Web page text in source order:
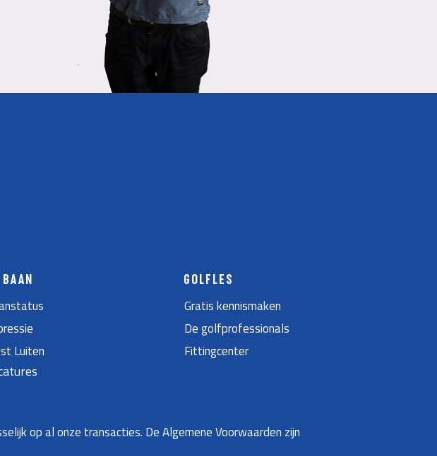
BAAN
Luiten
GOLFLES
Gratis kennismaken
De golfprofessionals
Fittingcenter
op al onze transacties. De Algemene Voorwaarden zijn